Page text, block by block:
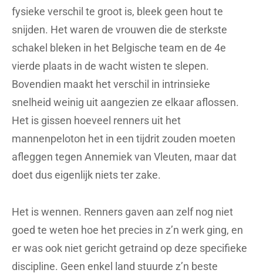
fysieke verschil te groot is, bleek geen hout te
snijden. Het waren de vrouwen die de sterkste
schakel bleken in het Belgische team en de 4e
vierde plaats in de wacht wisten te slepen.
Bovendien maakt het verschil in intrinsieke
snelheid weinig uit aangezien ze elkaar aflossen.
Het is gissen hoeveel renners uit het
mannenpeloton het in een tijdrit zouden moeten
afleggen tegen Annemiek van Vleuten, maar dat
doet dus eigenlijk niets ter zake.
Het is wennen. Renners gaven aan zelf nog niet
goed te weten hoe het precies in z’n werk ging, en
er was ook niet gericht getraind op deze specifieke
discipline. Geen enkel land stuurde z’n beste